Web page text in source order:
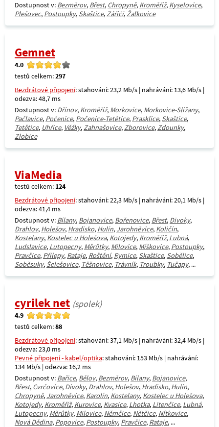
Dostupnost v: Bezměrov, Břest, Chropyně, Kroměříž, Kyselovice,
Plešovec, Postoupky, Skaštice,Záříčí,Žalkovice
Gemnet
4.0
testů celkem:297
Bezdrátové připojení: stahování: 23,2 Mb/s | nahrávání: 13,6 Mb/s |
odezva: 48,7 ms
Dostupnost v: Dřínov, Kroměříž, Morkovice, Morkovice-Slížany,
Pačlavice, Počenice, Počenice-Tetětice, Prasklice, Skaštice,
Tetětice, Uhřice, Věžky,Zahnašovice,Zborovice,Zdounky,
Zlobice
ViaMedia
testů celkem: 124
Bezdrátové připojení: stahování: 22,3 Mb/s | nahrávání: 20,1 Mb/s |
odezva: 41,4 ms
Dostupnost v: Bílany, Bojanovice, Bořenovice, Břest, Divoky,
Drahlov, Holešov, Hradisko, Hulín, Jarohněvice, Količín,
Kostelany, Kostelec u Holešova, Kotojedy, Kroměříž, Lubná,
Ludslavice, Lutopecny, Měrůtky, Milovice, Míškovice, Postoupky,
Pravčice, Přílepy, Rataje, Roštění, Rymice, Skaštice, Sobělice,
Soběsuky, Šelešovice, Těšnovice, Trávník, Troubky, Tučapy, ...
cyrilek net (spolek)
4.9
testů celkem:88
Bezdrátové připojení: stahování: 37,1 Mb/s | nahrávání: 32,4 Mb/s |
odezva: 23,0 ms
Pevné připojení - kabel/optika: stahování: 153 Mb/s | nahrávání:
134 Mb/s | odezva: 16,2 ms
Dostupnost v: Bařice, Bělov, Bezměrov, Bílany, Bojanovice,
Břest, Cvrčovice, Divoky, Drahlov, Holešov, Hradisko, Hulín,
Chropyně, Jarohněvice, Karolín, Kostelany, Kostelec u Holešova,
Kotojedy, Kroměříž, Kurovice, Kvasice, Lhotka, Litenčice, Lubná,
Lutopecny, Měrůtky, Milovice, Němčice, Nětčice, Nítkovice,
Nová Dědina, Popovice, Postoupky, Pravčice, Rataje, ...